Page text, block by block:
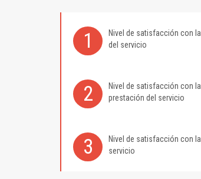
1 Nivel de satisfacción con la
del servicio
2 Nivel de satisfacción con la
prestación del servicio
3 Nivel de satisfacción con la
servicio